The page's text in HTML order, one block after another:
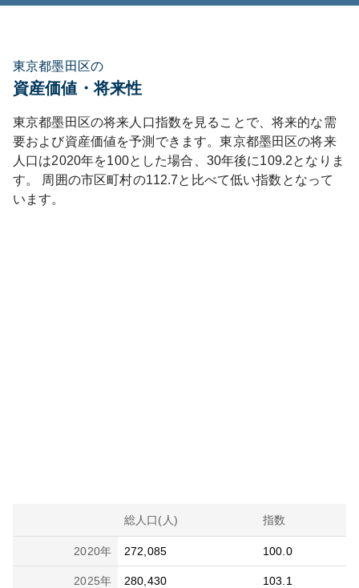
東京都墨田区の
資産価値・将来性
東京都墨田区の将来人口指数を見ることで、将来的な需
要および資産価値を予測できます。東京都墨田区の将来
人口は2020年を100とした場合、30年後に109.2となりま
す。
周囲の市区町村の112.7と比べて低い指数となって
います。
総人口(人) 指数
2020年 272,085 100.0
2025年 280,430 103.1